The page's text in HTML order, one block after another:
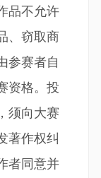
品不允许
、窃取商
参赛者自
资格。投
须向大赛
著作权纠
者同意并